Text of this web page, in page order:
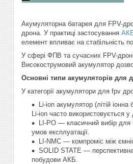
Акумуляторна батарея для FPV-
дрона. У практиці застосування
елемент впливає на стабільність
У сфері ФПВ та сучасних FPV-
Високострумовий акумулятор
Основні типи акумуляторів для
У категорії акумулятори для fpv
Li-ion акумулятор (літій
Li-ion часто використовується
LI-PO — класичний вибір для
умов експлуатації.
LI-NMC — компроміс між
SOLID STATE —
побудови АКБ.